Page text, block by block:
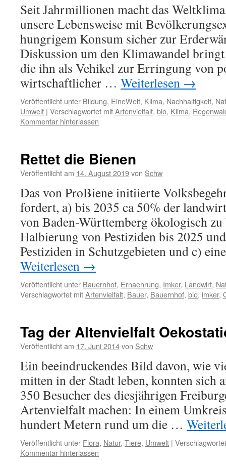
Seit Jahrmillionen macht das
unsere Lebensweise mit
hungrigem Konsum sicher zur
Diskussion um den Klimawandel
die ihn als Vehikel zur Erringung von
wirtschaftlicher … Weiterlesen →
Veröffentlicht unter Bildung, EineWelt, Klima, Nachhaltigkeit,
Umwelt | Verschlagwortet mitArtenvielfalt, bio, Klima,
Kommentar hinterlassen
Rettet die Bienen
Veröffentlicht am 14. August 2019von Schw
Das von ProBiene initiierte
fordert, a) bis 2035 ca 50% der
von Baden-Württemberg ökologisch
Halbierung von Pestiziden bis 2025
Pestiziden in Schutzgebieten und c)
Weiterlesen →
Veröffentlicht unter Bauernhof, Ernaehrung, Imker, Landwirt,
Verschlagwortet mitArtenvielfalt, Bauer, Bauernhof, bio, imker,
Tag der Altenvielfalt
Veröffentlicht am 17. Juni 2014von Schw
Ein beeindruckendes Bild davon, wie
mitten in der Stadt leben, konnten sich
350 Besucher des diesjährigen
Artenvielfalt machen: In einem
hundert Metern rund um die …
Veröffentlicht unter Flora, Natur, Tiere, Umwelt |
Kommentar hinterlassen